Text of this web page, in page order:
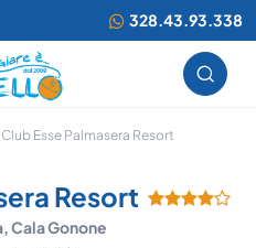
328.43.93.338
Club Esse Palmasera Resort
Resort
Cala Gonone